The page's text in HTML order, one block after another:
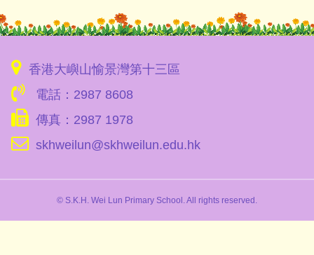
香港大嶼山愉景灣第十三區
電話：2987 8608
傳真：2987 1978
skhweilun@skhweilun.edu.hk
© S.K.H. Wei Lun Primary School. All rights reserved.